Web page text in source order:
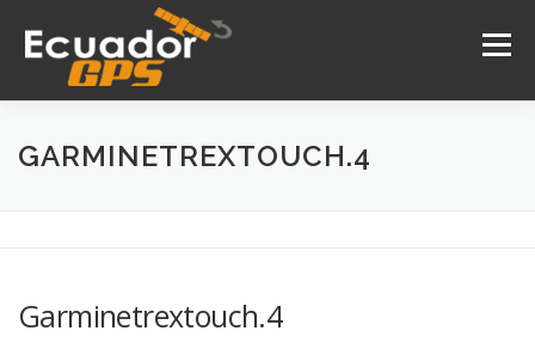
contenido
Menú
INICIO NOSOTROS PRODUCTOS
GARMINETREXTOUCH.4
Garminetrextouch.4